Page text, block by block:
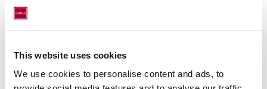
This website uses cookies
We use cookies to personalise content and ads, to
”Då hyresgästen avflyttar finns möjlighet för
en ny hyresgäst att etablera sig i ett av